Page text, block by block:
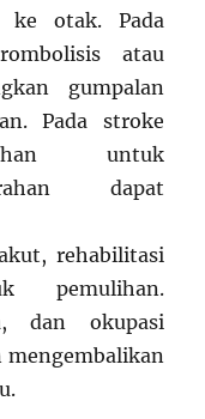
ke otak. Pada
atau
gumpalan
Pada stroke
untuk
dapat
rehabilitasi
pemulihan.
dan okupasi
mengembalikan